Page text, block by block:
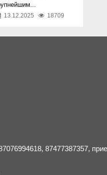
13.12.2025 18709
87477387357,